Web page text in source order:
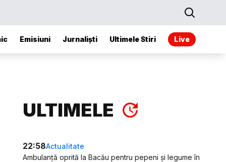
Emisiuni Jurnaliști Ultimele Stiri Live
ULTIMELE
22:58Actualitate
Ambulanță oprită la Bacău pentru pepeni și legume în